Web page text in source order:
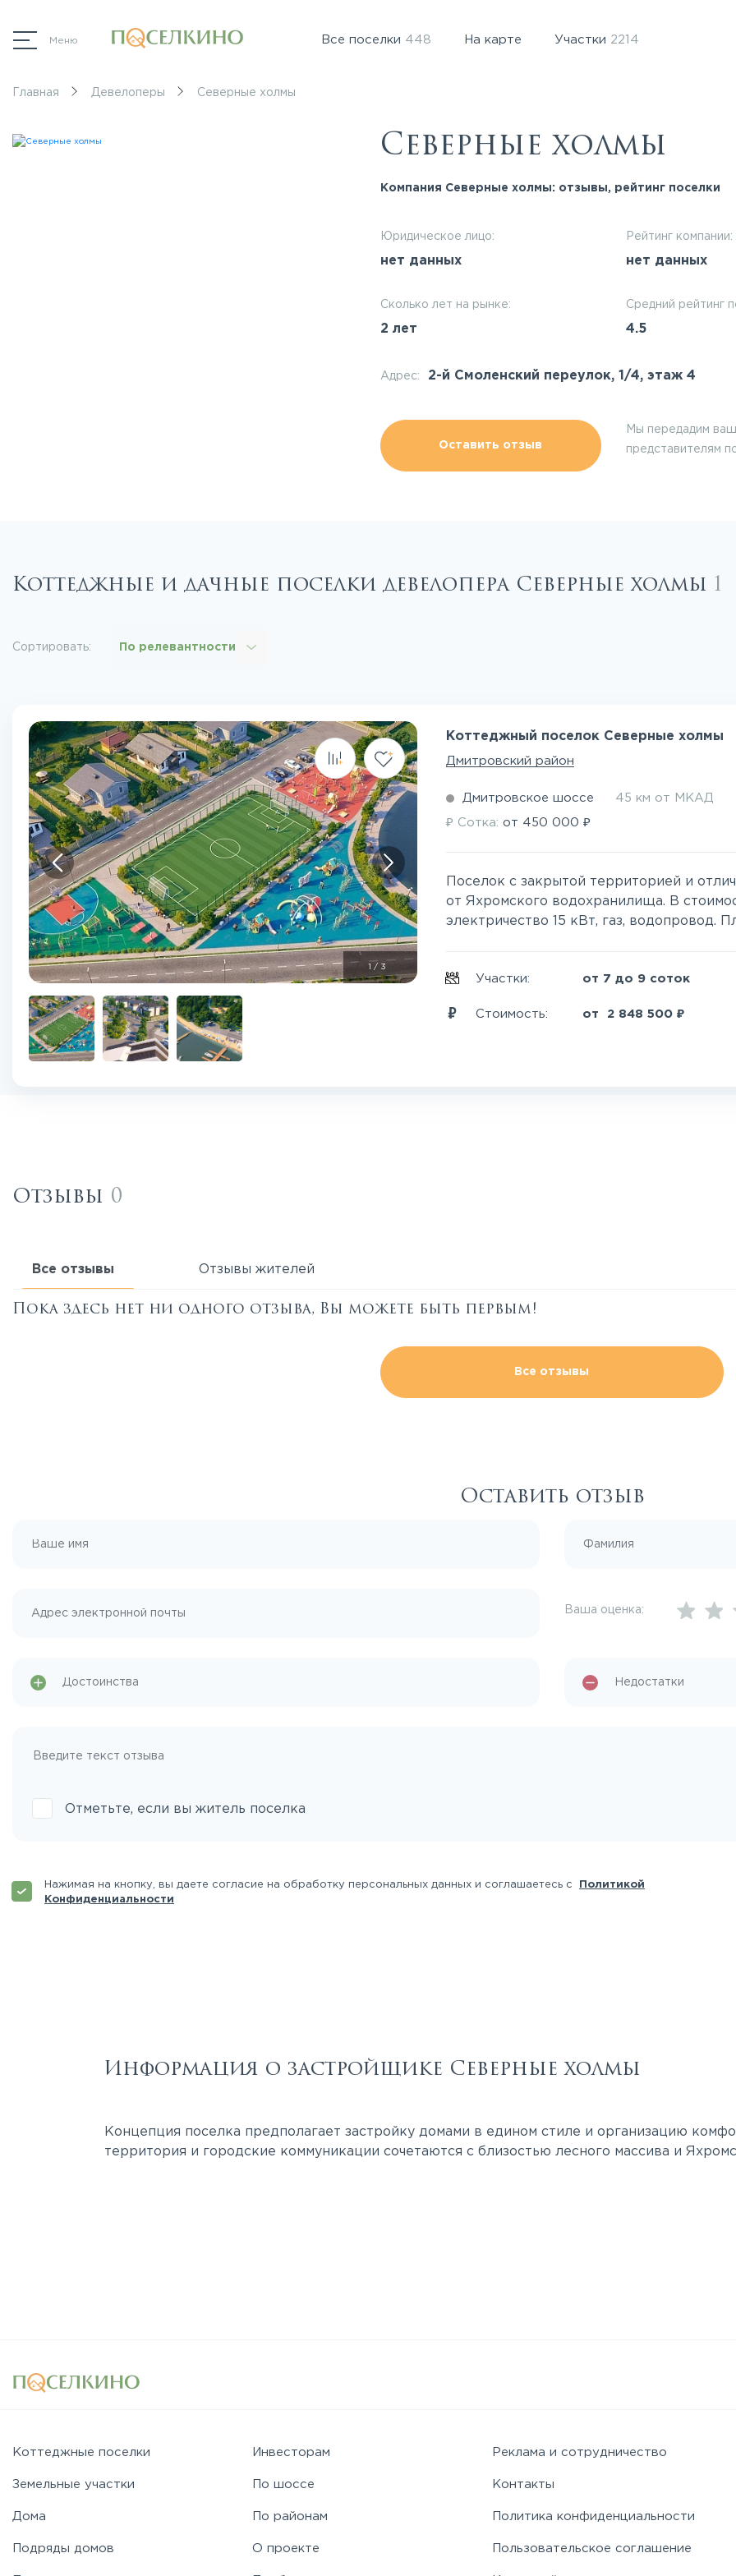
Меню Все поселки 448 На карте Участки 2214
Главная Девелоперы Северные холмы
Северные холмы
Компания Северные холмы: отзывы, рейтинг поселки
Юридическое лицо:
нет данных
Рейтинг компании:
нет данных
Сколько лет на рынке:
2 лет
Средний рейтинг
4.5
Адрес: 2-й Смоленский переулок, 1/4, этаж 4
Оставить отзыв
Мы передадим
представителям
Коттеджные и дачные поселки девелопера Северные холмы 1
Сортировать: По релевантности
/ 3
Коттеджный поселок Северные холмы
Дмитровский район
Дмитровское шоссе 45 км от МКАД
₽ Сотка:от 450 000 ₽
Поселок с закрытой территорией и
от Яхромского водохранилища. В
электричество 15 кВт, газ, водопровод.
Участки: от 7 до 9 соток
Стоимость: от 2 848 500 ₽
Отзывы 0
Все отзывы Отзывы жителей
Пока здесь нет ни одного отзыва, Вы можете быть первым!
Все отзывы
Оставить отзыв
Ваша оценка:
Отметьте, если вы житель поселка
Нажимая на кнопку, вы даете согласие на обработку персональных данных и соглашаетесь с
Политикой
Конфиденциальности
Информация о застройщике Северные холмы
Концепция поселка предполагает застройку домами в едином стиле и организацию
территория и городские коммуникации сочетаются с близостью лесного массива и
Коттеджные поселки
Земельные участки
Дома
Подряды домов
Инвесторам
По шоссе
По районам
О проекте
Реклама и сотрудничество
Контакты
Политика конфиденциальности
Пользовательское соглашение